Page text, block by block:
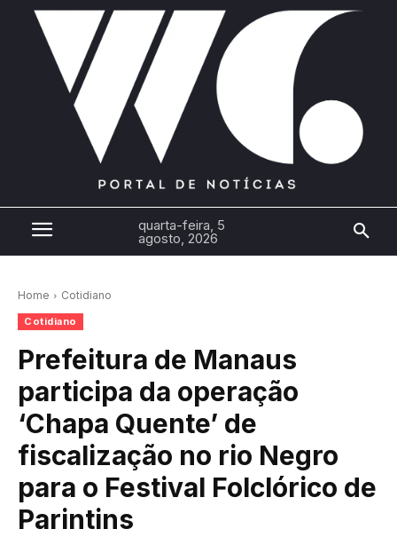
quarta-feira, 5
agosto, 2026
Home Cotidiano
Cotidiano
Prefeitura de Manaus
participa da operação
‘Chapa Quente’ de
fiscalização no rio Negro
para o Festival Folclórico de
Parintins